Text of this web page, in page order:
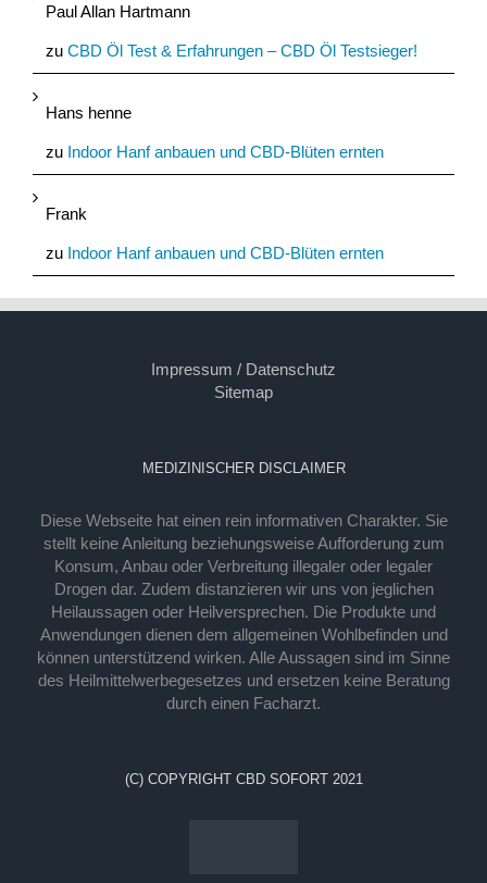
Paul Allan Hartmann
zu CBD Öl Test & Erfahrungen – CBD Öl Testsieger!
Hans henne
zu Indoor Hanf anbauen und CBD-Blüten ernten
Frank
zu Indoor Hanf anbauen und CBD-Blüten ernten
Impressum / Datenschutz
Sitemap
MEDIZINISCHER DISCLAIMER
Diese Webseite hat einen rein informativen Charakter. Sie
stellt keine Anleitung beziehungsweise Aufforderung zum
Konsum, Anbau oder Verbreitung illegaler oder legaler
Drogen dar. Zudem distanzieren wir uns von jeglichen
Heilaussagen oder Heilversprechen. Die Produkte und
Anwendungen dienen dem allgemeinen Wohlbefinden und
können unterstützend wirken. Alle Aussagen sind im Sinne
des Heilmittelwerbegesetzes und ersetzen keine Beratung
durch einen Facharzt.
(C) COPYRIGHT CBD SOFORT 2021